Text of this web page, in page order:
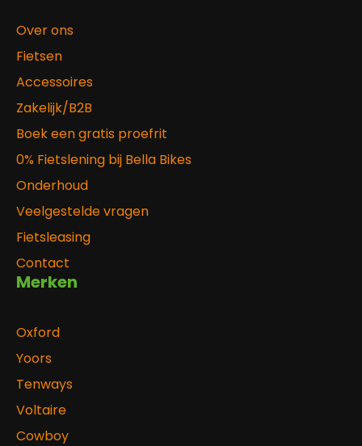
Over ons
Fietsen
Accessoires
Zakelijk/B2B
Boek een gratis proefrit
0% Fietslening bij Bella Bikes
Onderhoud
Veelgestelde vragen
Fietsleasing
Contact
Merken
Oxford
Yoors
Tenways
Voltaire
Cowboy